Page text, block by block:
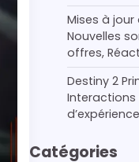
Mises à jour
Nouvelles
offres,
Destiny 2
Interactions
Catégories